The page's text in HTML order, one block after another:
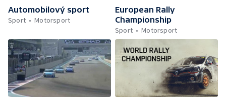
Automobilový sport
Sport
Motorsport
European Rally
Championship
Sport
Motorsport